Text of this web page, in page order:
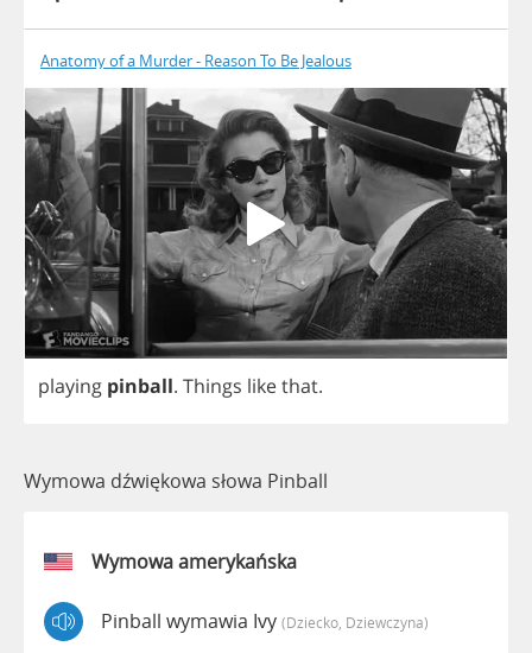
Anatomy of a Murder - Reason To Be Jealous
playing pinball. Things likethat.
Wymowa dźwiękowa słowa Pinball
Wymowa amerykańska
Pinball wymawia Ivy (dziecko, Dziewczyna)